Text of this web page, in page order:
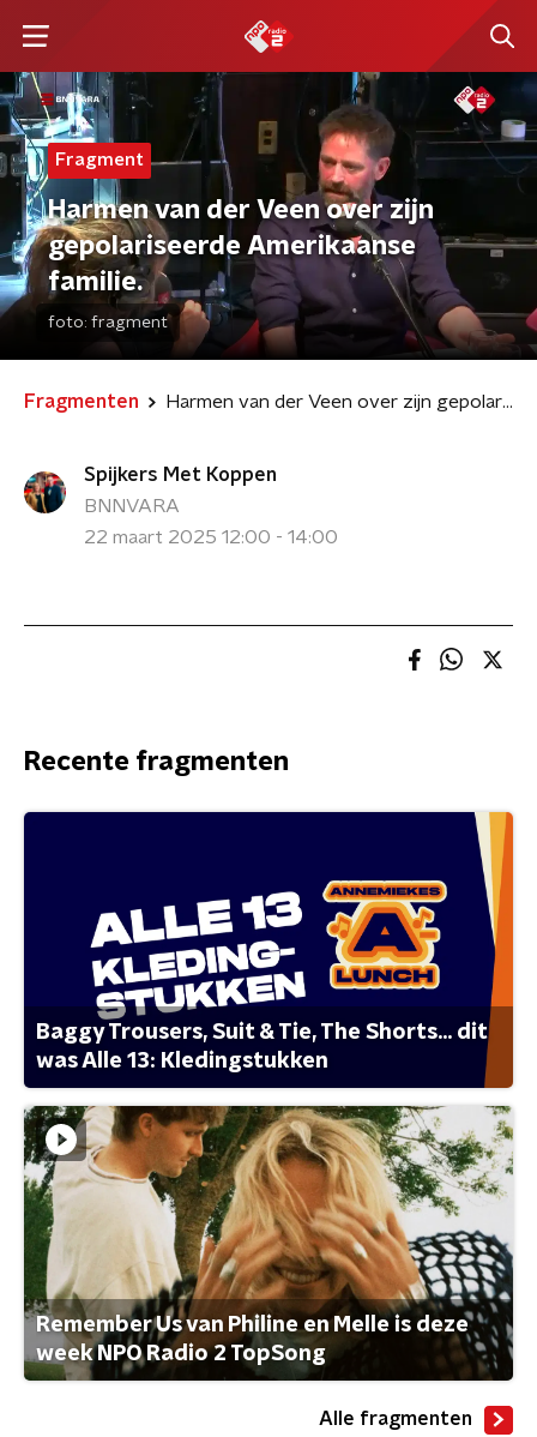
Fragment
Harmen van der Veen over zijn
gepolariseerde Amerikaanse
familie.
foto: fragment
Fragmenten Harmen van der Veen over zijn gepolariseerde Amerikaanse familie.
Spijkers Met Koppen
BNNVARA
22 maart 2025 12:00 - 14:00
Recente fragmenten
Baggy Trousers, Suit & Tie, The Shorts... dit
was Alle 13: Kledingstukken
Remember Us van Philine en Melle is deze
week NPO Radio 2 TopSong
Alle fragmenten